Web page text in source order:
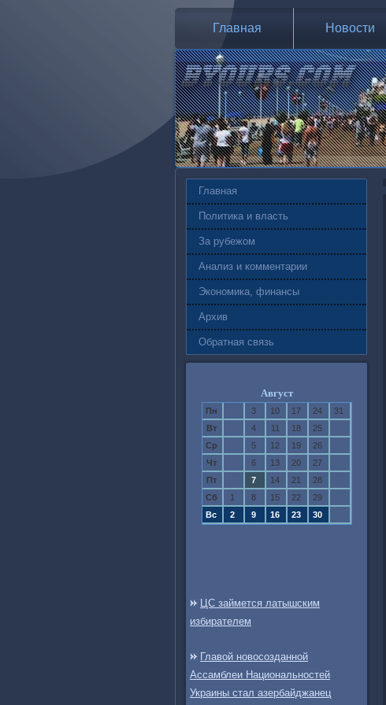
Главная Новости
Главная
Политика и власть
За рубежом
Анализ и комментарии
Экономика, финансы
Архив
Обратная связь
Август
Пн 3 10 17 24
31
Вт
4 11 18
25
Ср
5 12 19
26
Чт
6 13 20
27
Пт
7 14 21
28
Сб
1 8 15 22
29
Вс
2 9 16 23 30
ЦС займется латышским
избирателем
Главой новосозданной
Ассамблеи Национальностей
Украины стал азербайджанец